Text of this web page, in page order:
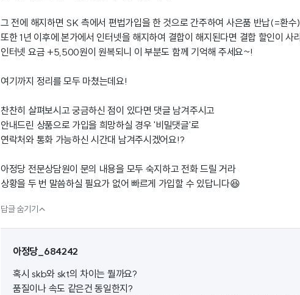
그 전에 해지하면 SK 측에서 편법가입을 한 것으로 간주하여 사은품 반납(=환
또한 1년 이후에 본가에서 인터넷을 해지하여 결합이 해지된다면 결합 할인이 사
인터넷 요금 +5,500원이 원복되니 이 부분도 함께 기억해 주세요~!
여기까지 정리를 모두 마쳤는데요!
찬찬히 살펴보시고 궁금하신 점이 있다면 댓글 남겨주시고
안내드린 상품으로 가입을 희망하실 경우 '비밀댓글'로
연락처와 통화 가능하신 시간대 남겨주시겠어요!?
아정당 전문상담원이 문의 내용을 모두 숙지하고 전화 드릴 거라
상황을 두 번 말씀하실 필요가 없어 빠르게 가입할 수 있답니다😆
답글 숨기기
아정당_684242
혹시 skb와 skt의 차이는 뭘까요?
품질이나 속도 같은건 동일한지?